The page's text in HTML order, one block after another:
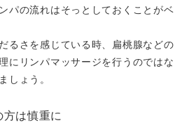
パの流れはそっとしておくことがベ
るさを感じている時、扁桃腺などの
にリンパマッサージを行うのではな
しょう。
は慎重に